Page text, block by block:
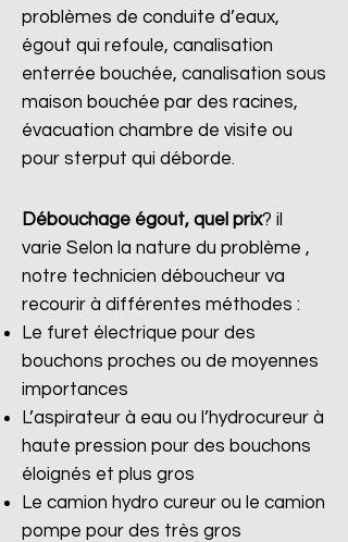
problèmes de conduite d’eaux,
égout qui refoule, canalisation
enterrée bouchée, canalisation sous
maison bouchée par des racines,
évacuation chambre de visite ou
pour sterput qui déborde.
Débouchage égout, quel prix? il
varie Selon la nature du problème ,
notre technicien déboucheur va
recourir à différentes méthodes :
Le furet électrique pour des
bouchons proches ou de moyennes
importances
L’aspirateur à eau ou l’hydrocureur à
haute pression pour des bouchons
éloignés et plus gros
Le camion hydro cureur ou le camion
pompe pour des très gros